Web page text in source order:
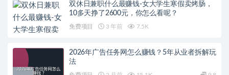
双休日兼职什么最赚钱-女大学生寒假卖烤肠，
10多天挣了2600元，你怎么看呢？
免费项目 3 年前 7.5K
2026年广告任务网怎么赚钱？5年从业者拆解玩
法